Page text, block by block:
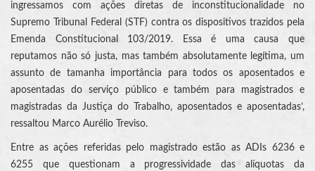
ingressamos com ações diretas de inconstitucionalidade no
Supremo Tribunal Federal (STF) contra os dispositivos trazidos pela
Emenda Constitucional 103/2019. Essa é uma causa que
reputamos não só justa, mas também absolutamente legítima, um
assunto de tamanha importância para todos os aposentados e
aposentadas do serviço público e também para magistrados e
magistradas da Justiça do Trabalho, aposentados e aposentadas’,
ressaltou Marco Aurélio Treviso.
Entre as ações referidas pelo magistrado estão as ADIs 6236 e
6255 que questionam a progressividade das alíquotas da